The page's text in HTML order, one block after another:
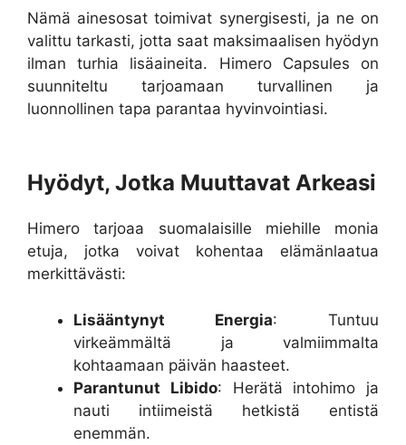
Nämä ainesosat toimivat synergisesti, ja ne on
valittu tarkasti, jotta saat maksimaalisen hyödyn
ilman turhia lisäaineita. Himero Capsules on
suunniteltu tarjoamaan turvallinen ja
luonnollinen tapa parantaa hyvinvointiasi.
Hyödyt, Jotka Muuttavat Arkeasi
Himero tarjoaa suomalaisille miehille monia
etuja, jotka voivat kohentaa elämänlaatua
merkittävästi:
Lisääntynyt Energia: Tuntuu
virkeämmältä ja valmiimmalta
kohtaamaan päivän haasteet.
Parantunut Libido: Herätä intohimo ja
nauti intiimeistä hetkistä entistä
enemmän.